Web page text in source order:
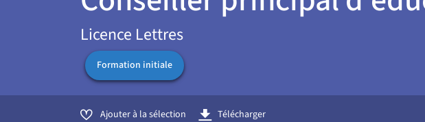
Licence Lettres
Formation initiale
Ajouter à la sélection Télécharger